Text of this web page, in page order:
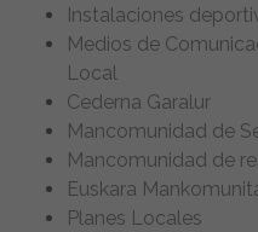
Instalaciones
Medios de
Local
Cederna Garalur
Mancomunidad de
Mancomunidad de
Euskara
Planes Locales